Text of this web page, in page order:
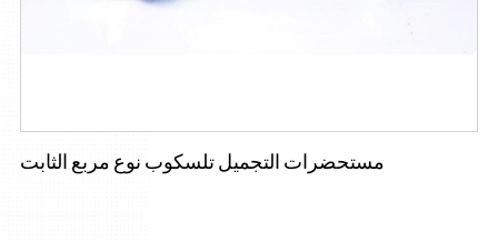
مستحضرات التجميل تلسكوب نوع مربع الثابت